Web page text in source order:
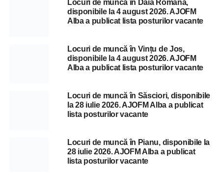
Locuri de muncă în Daia Română,
disponibile la 4 august 2026. AJOFM
Alba a publicat lista posturilor vacante
Locuri de muncă în Vințu de Jos,
disponibile la 4 august 2026. AJOFM
Alba a publicat lista posturilor vacante
Locuri de muncă în Săsciori, disponibile
la 28 iulie 2026. AJOFM Alba a publicat
lista posturilor vacante
Locuri de muncă în Pianu, disponibile la
28 iulie 2026. AJOFM Alba a publicat
lista posturilor vacante